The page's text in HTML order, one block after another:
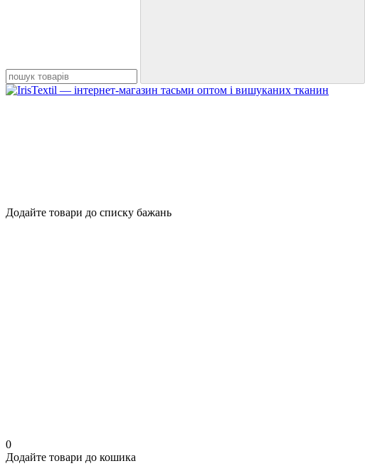
Додайте товари до списку бажань
0
Додайте товари до кошика